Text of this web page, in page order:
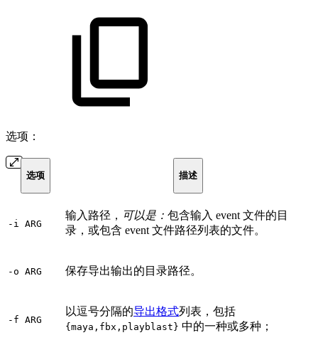
选项：
选项 描述
-i ARG
输入路径， 可以是： 包含输入 event 文件的目
录，或包含 event 文件路径列表的文件。
-o ARG 保存导出输出的目录路径。
-f ARG
以逗号分隔的导出格式列表，包括
{maya,fbx,playblast} 中的一种或多种；